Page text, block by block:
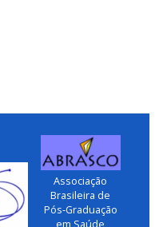
Associação
Brasileira de
Pós-Graduação
em Saúde